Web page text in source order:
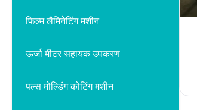
फिल्म लैमिनेटिंग मशीन
ऊर्जा मीटर सहायक उपकरण
पल्स मोल्डिंग कोटिंग मशीन